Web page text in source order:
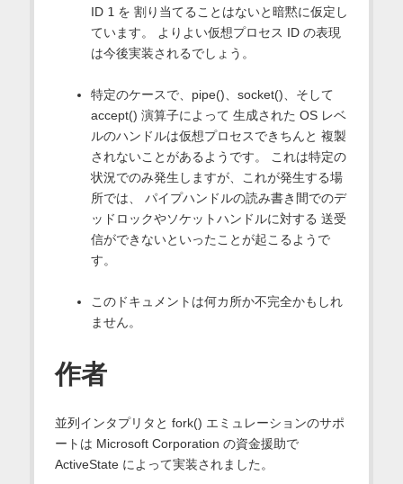
ID 1を 割り当てることはないと暗黙に仮定し
ています。 よりよい仮想プロセス ID の表現
は今後実装されるでしょう。
特定のケースで、pipe()、socket()、そして
accept() 演算子によって 生成された OS レベ
ルのハンドルは仮想プロセスできちんと 複製
されないことがあるようです。 これは特定の
状況でのみ発生しますが、これが発生する場
所では、 パイプハンドルの読み書き間でのデ
ッドロックやソケットハンドルに対する 送受
信ができないといったことが起こるようで
す。
このドキュメントは何カ所か不完全かもしれ
ません。
作者
並列インタプリタと fork() エミュレーションのサポ
ートは Microsoft Corporation の資金援助で
ActiveState によって実装されました。